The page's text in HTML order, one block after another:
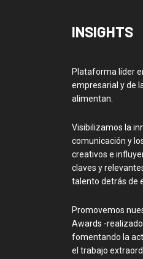
INSIGHTS
Plataforma líder
empresarial y de
alimentan.
Visibilizamos la
comunicación y
creativos e
claves y
talento detrás de
Promovemos
Awards -
fomentando la
el trabajo